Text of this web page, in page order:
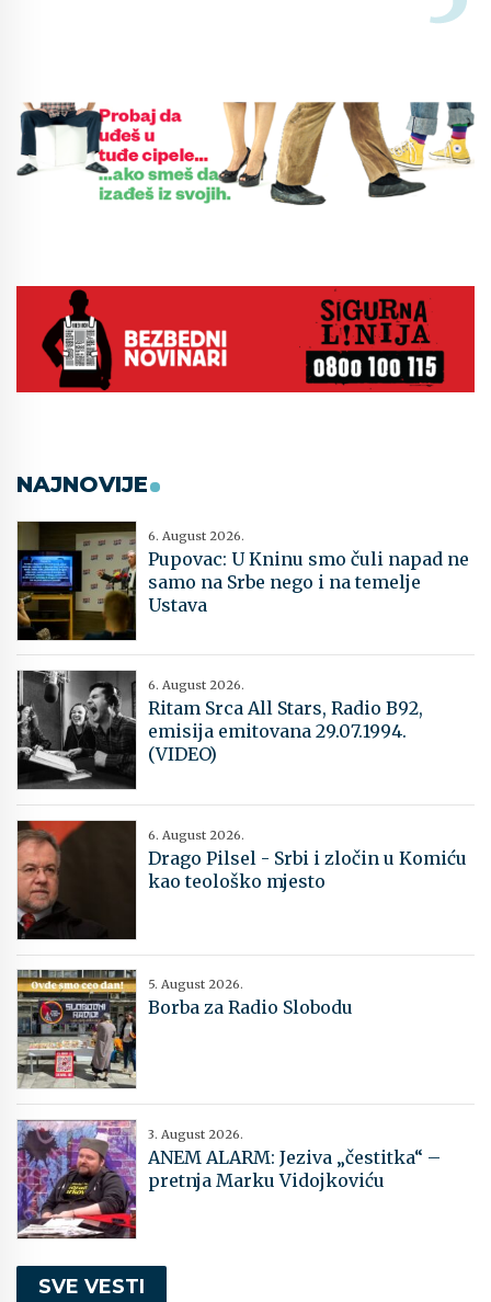
NAJNOVIJE
6. August 2026.
Pupovac: U Kninu smo čuli napad ne
samo na Srbe nego i na temelje
Ustava
6. August 2026.
Ritam Srca All Stars, Radio B92,
emisija emitovana 29.07.1994.
(VIDEO)
6. August 2026.
Drago Pilsel - Srbi i zločin u Komiću
kao teološko mjesto
5. August 2026.
Borba za Radio Slobodu
3. August 2026.
ANEM ALARM: Jeziva „čestitka“ –
pretnja Marku Vidojkoviću
SVE VESTI